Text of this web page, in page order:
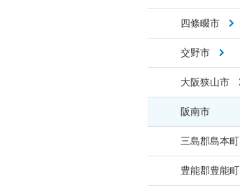
四條畷市
交野市
大阪狭山市
阪南市
三島郡島本町
豊能郡豊能町